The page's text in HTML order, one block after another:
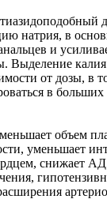
натрия, в
и
Выделение
от дозы, в
в
объем
уменьшает
снижает